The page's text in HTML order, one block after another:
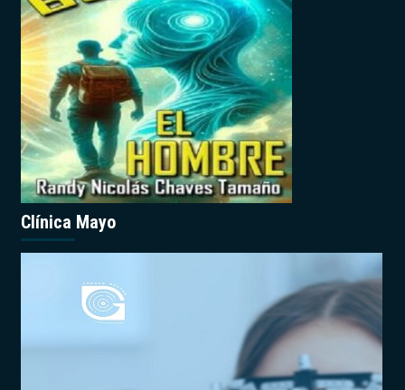
Clínica Mayo